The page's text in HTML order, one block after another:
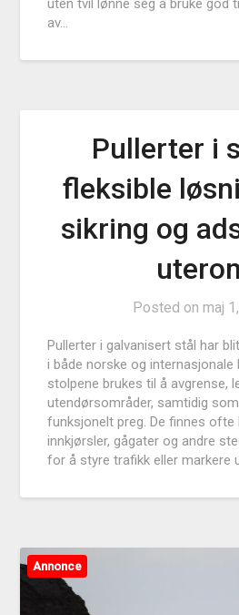
uten tvil lønne seg å bruke god
av…
Pullerter i
fleksible
sikring og
Posted on maj
Pullerter i galvanisert stål har
i både norske og internasjonale
stolpene brukes til å avgrense,
utendørsområder, samtidig
funksjonelt preg. De finnes ofte
innkjørsler, gågater og andre
for å styre trafikk eller markere
Annonce